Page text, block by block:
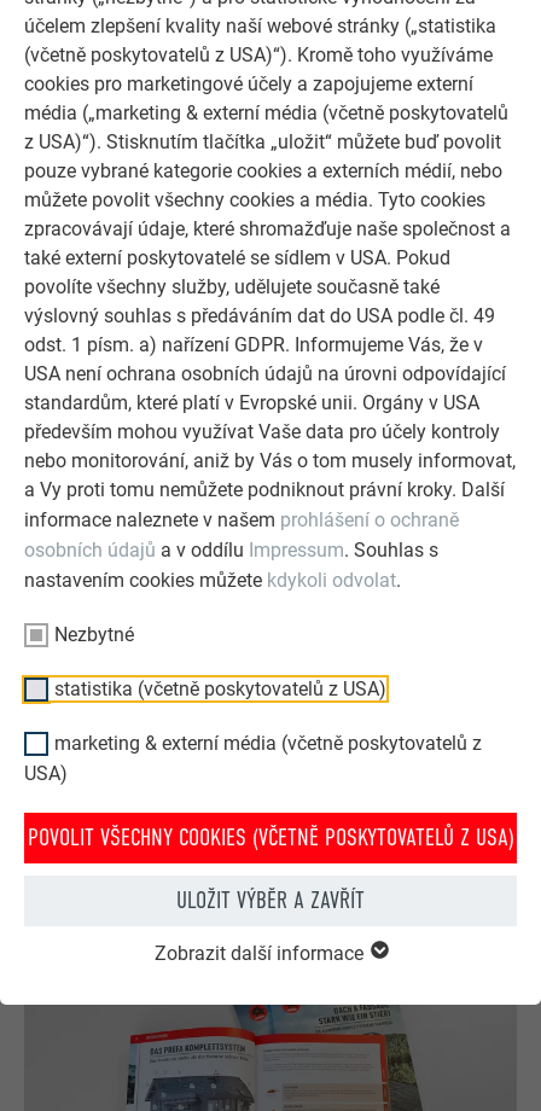
účelem zlepšení kvality naší webové stránky („statistika
(včetně poskytovatelů z USA)“). Kromě toho využíváme
cookies pro marketingové účely a zapojujeme externí
média („marketing & externí média (včetně poskytovatelů
z USA)“). Stisknutím tlačítka „uložit“ můžete buď povolit
pouze vybrané kategorie cookies a externích médií, nebo
můžete povolit všechny cookies a média. Tyto cookies
zpracovávají údaje, které shromažďuje naše společnost a
také externí poskytovatelé se sídlem v USA. Pokud
povolíte všechny služby, udělujete současně také
výslovný souhlas s předáváním dat do USA podle čl. 49
odst. 1 písm. a) nařízení GDPR. Informujeme Vás, že v
USA není ochrana osobních údajů na úrovni odpovídající
standardům, které platí v Evropské unii. Orgány v USA
především mohou využívat Vaše data pro účely kontroly
nebo monitorování, aniž by Vás o tom musely informovat,
a Vy proti tomu nemůžete podniknout právní kroky. Další
informace naleznete v našem prohlášení o ochraně
osobních údajů a v oddílu Impressum. Souhlas s
nastavením cookies můžete kdykoli odvolat.
Nezbytné
statistika (včetně poskytovatelů z USA)
marketing & externí média (včetně poskytovatelů z
USA)
POVOLIT VŠECHNY COOKIES (VČETNĚ POSKYTOVATELŮ Z USA)
ULOŽIT VÝBĚR A ZAVŘÍT
Zobrazit další informace
NECHTE SE INSPIROVAT
DALŠÍ OBJEKTY
Referenční galerie PREFA ukazuje, jak všestranné může
být využití hliníku. Objevte další působivé projekty s
odolnými hliníkovými řešeními PREFA pro střechy,
solární systémy a fasády.
PROHLÉDNĚTE SI VÍCE REFERENCÍ
PREFA konfigurátor střechy & fasády
Navrhněte svůj dům (snů) pomocí PREFA online
si můžete vybírat z bohaté nabídky výrobků a barev.
NYNÍ ZÍSKEJTE INSPIRACI ZDARMA!